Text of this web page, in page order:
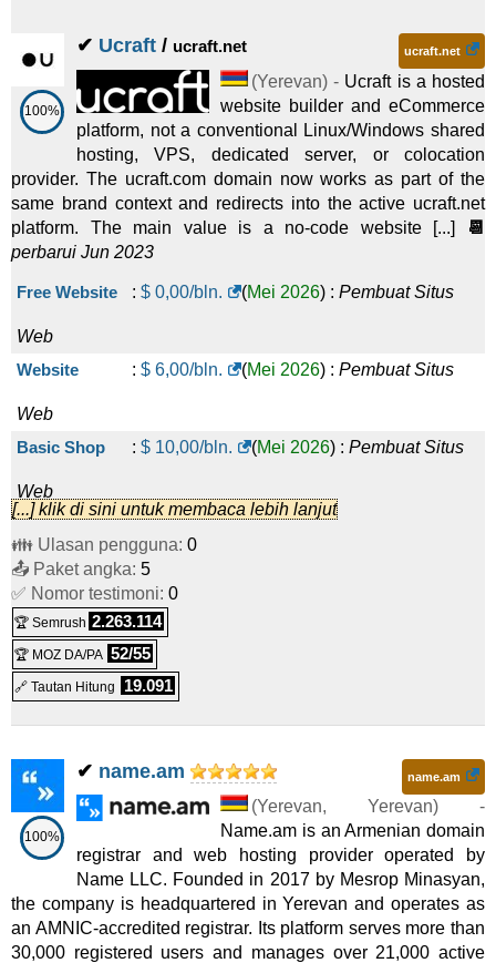
2 vCore 4GB 40GB NVMe:$ 11,90 Des 2024) :
Linux/Windows VPS
VPS in Armenia | 1 vCore 2GB 20GB: $ 16,00/bln. (Agu
2022 ) : Linux/Windows
VPS
2 vCore 8GB 80GB NVMe :$ 19,90/bln. (Mar 2022 ) :
Linux/Windows VPS
VPS in Armenia | 2 vCore 4GB 40GB
4 vCore 16GB 160GB NVMe
VPS in Armenia | 4 vCore 8GB 80GB
8 vCore 32GB 240GB NVMe:$ 62,00/bln.
Linux/Windows VPS
AM Domain
:$ 20,00
SSL Certificates:$
VPN in Armenia:$ 5,80
100%
✔ Ucraft / ucraft.net ucraft.net
(Yerevan) - Ucraft is a hosted
website builder and eCommerce
platform, not a conventional Linux/Windows shared
hosting, VPS, dedicated server, or colocation
provider. The ucraft.com domain now works as part of the
same brand context and redirects into the active ucraft.net
platform. The main value is a no-code website [...]
📆
perbarui Jun 2023
Free Website : $ 0,00/bln. (Mei 2026) : Pembuat Situs
Web
Website
: $ 6,00/bln. (Mei 2026) : Pembuat Situs
Web
Basic Shop
: $ 10,00/bln. (Mei 2026) : Pembuat Situs
Web
Pro Shop
:$ 21,00/bln. (Mei 2026) :
Web
Unlimited
:$ 69,00
Web
[...] klik di sini untuk membaca lebih lanjut
👪 Ulasan pengguna: 0
📤 Paket angka: 5
✅ Nomor testimoni: 0
🏆 Semrush 2.263.114
🏆 MOZ DA/PA 52/55
🔗 Tautan Hitung 19.091
100%
✔ name.am name.am
(Yerevan, Yerevan) -
Name.am is an Armenian domain
registrar and web hosting provider operated by
Name LLC. Founded in 2017 by Mesrop Minasyan,
the company is headquartered in Yerevan and operates as
an AMNIC-accredited registrar. Its platform serves more than
30,000 registered users and manages over 21,000 active